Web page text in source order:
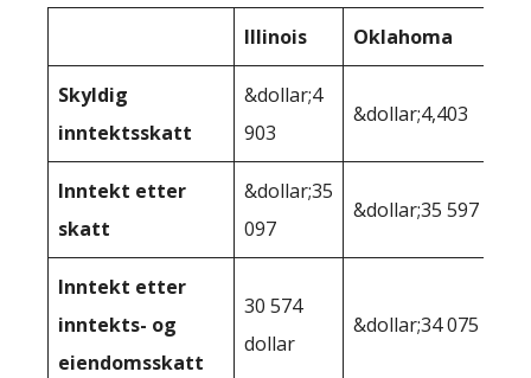
Illinois Oklahoma
Skyldig
inntektsskatt
&dollar;4
903
&dollar;4,403
Inntekt etter
skatt
&dollar;35
097
&dollar;35 597
Inntekt etter
inntekts- og
eiendomsskatt
30 574
dollar
&dollar;34 075